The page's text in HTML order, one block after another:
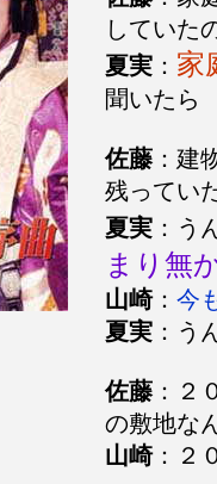
していた
夏実 ： 家
聞いたら
佐藤 ：
残ってい
夏実 ：う
まり無
山崎： 今
夏実 ：う
佐藤 ：２
の敷地な
山崎：２